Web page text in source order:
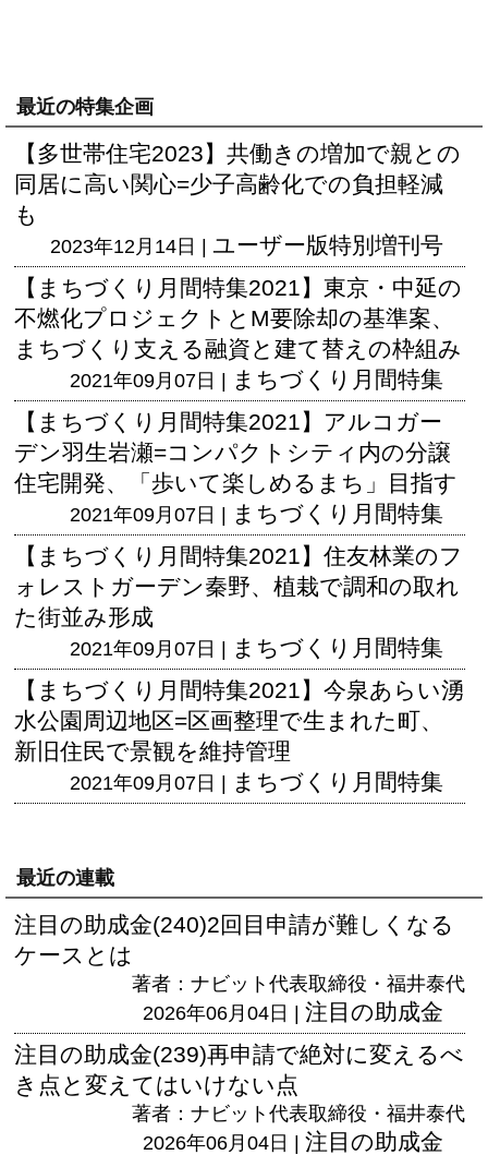
最近の特集企画
【多世帯住宅2023】共働きの増加で親との
同居に高い関心=少子高齢化での負担軽減
も
2023年12月14日 | ユーザー版特別増刊号
【まちづくり月間特集2021】東京・中延の
不燃化プロジェクトとM要除却の基準案、
まちづくり支える融資と建て替えの枠組み
2021年09月07日 | まちづくり月間特集
【まちづくり月間特集2021】アルコガー
デン羽生岩瀬=コンパクトシティ内の分譲
住宅開発、「歩いて楽しめるまち」目指す
2021年09月07日 | まちづくり月間特集
【まちづくり月間特集2021】住友林業のフ
ォレストガーデン秦野、植栽で調和の取れ
た街並み形成
2021年09月07日 | まちづくり月間特集
【まちづくり月間特集2021】今泉あらい湧
水公園周辺地区=区画整理で生まれた町、
新旧住民で景観を維持管理
2021年09月07日 | まちづくり月間特集
最近の連載
注目の助成金(240)2回目申請が難しくなる
ケースとは
著者：ナビット代表取締役・福井泰代
2026年06月04日 | 注目の助成金
注目の助成金(239)再申請で絶対に変えるべ
き点と変えてはいけない点
著者：ナビット代表取締役・福井泰代
2026年06月04日 | 注目の助成金